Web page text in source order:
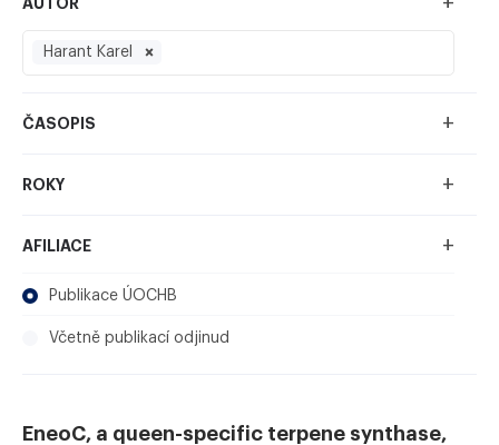
AUTOR
Harant Karel
ČASOPIS +
ROKY +
AFILIACE +
Publikace ÚOCHB
Včetně publikací odjinud
EneoC, a queen-specific terpene synthase,